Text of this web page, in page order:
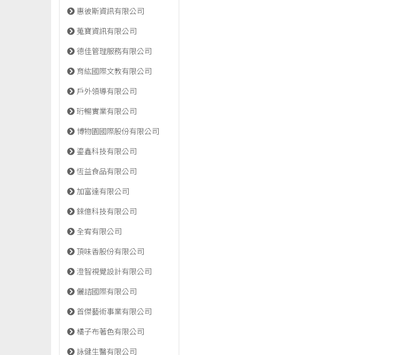
惠彼斯資訊有限公司
蒐寶資訊有限公司
德佳管理服務有限公司
育紘國際文教有限公司
戶外領導有限公司
珩暢實業有限公司
博物園國際股份有限公司
鎏鑫科技有限公司
恆益食品有限公司
加富達有限公司
錸億科技有限公司
全宥有限公司
頂味香股份有限公司
澄智視覺設計有限公司
儷諮國際有限公司
首傑藝術事業有限公司
橘子布著色有限公司
詠健生醫有限公司